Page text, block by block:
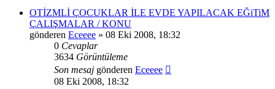
OTİZMLİ ÇOCUKLAR İLE EVDE YAPILACAK EĞiTiM
ÇALIŞMALAR / KONU
gönderen Eceeee » 08 Eki 2008, 18:32
0 Cevaplar
3634 Görüntüleme
Son mesaj gönderen Eceeee
08 Eki 2008, 18:32